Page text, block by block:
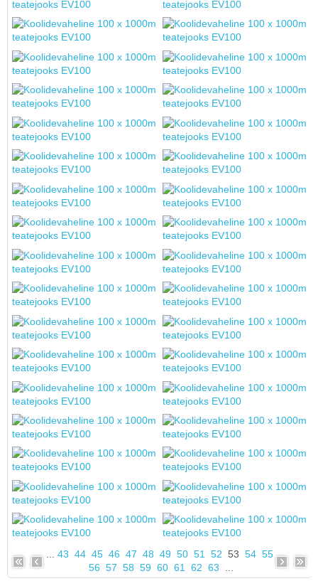
43 44 45 46 47 48 49 50 51 52 53 54 55
56 57 58 59 60 61 62 63